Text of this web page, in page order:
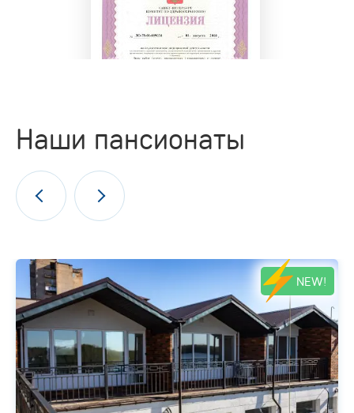
Наши пансионаты
NEW!